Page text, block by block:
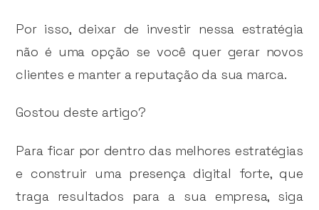
Por isso, deixar de investir nessa estratégia
não é uma opção se você quer gerar novos
clientes e manter a reputação da sua marca.
Gostou deste artigo?
Para ficar por dentro das melhores estratégias
e construir uma presença digital forte, que
traga resultados para a sua empresa, siga